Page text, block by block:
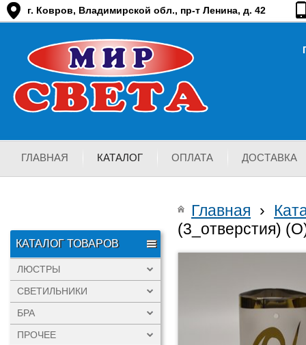
г. Ковров, Владимирской обл., пр-т Ленина, д. 42
ГЛАВНАЯ КАТАЛОГ ОПЛАТА ДОСТАВКА
КАТАЛОГ ТОВАРОВ
ЛЮСТРЫ
СВЕТИЛЬНИКИ
БРА
ПРОЧЕЕ
Главная ›
(3_отверстия)